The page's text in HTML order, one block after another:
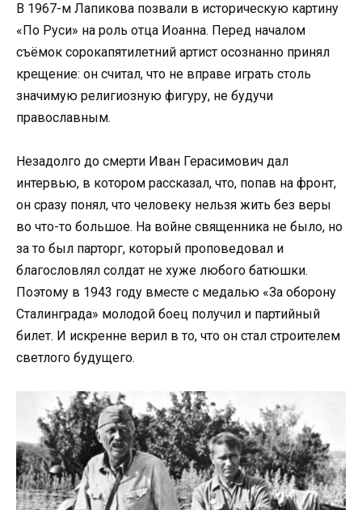
В 1967-м Лапикова позвали в историческую картину
«По Руси» на роль отца Иоанна. Перед началом
съёмок сорокапятилетний артист осознанно принял
крещение: он считал, что не вправе играть столь
значимую религиозную фигуру, не будучи
православным.
Незадолго до смерти Иван Герасимович дал
интервью, в котором рассказал, что, попав на фронт,
он сразу понял, что человеку нельзя жить без веры
во что-то большое. На войне священника не было, но
за то был парторг, который проповедовал и
благословлял солдат не хуже любого батюшки.
Поэтому в 1943 году вместе с медалью «За оборону
Сталинграда» молодой боец получил и партийный
билет. И искренне верил в то, что он стал строителем
светлого будущего.